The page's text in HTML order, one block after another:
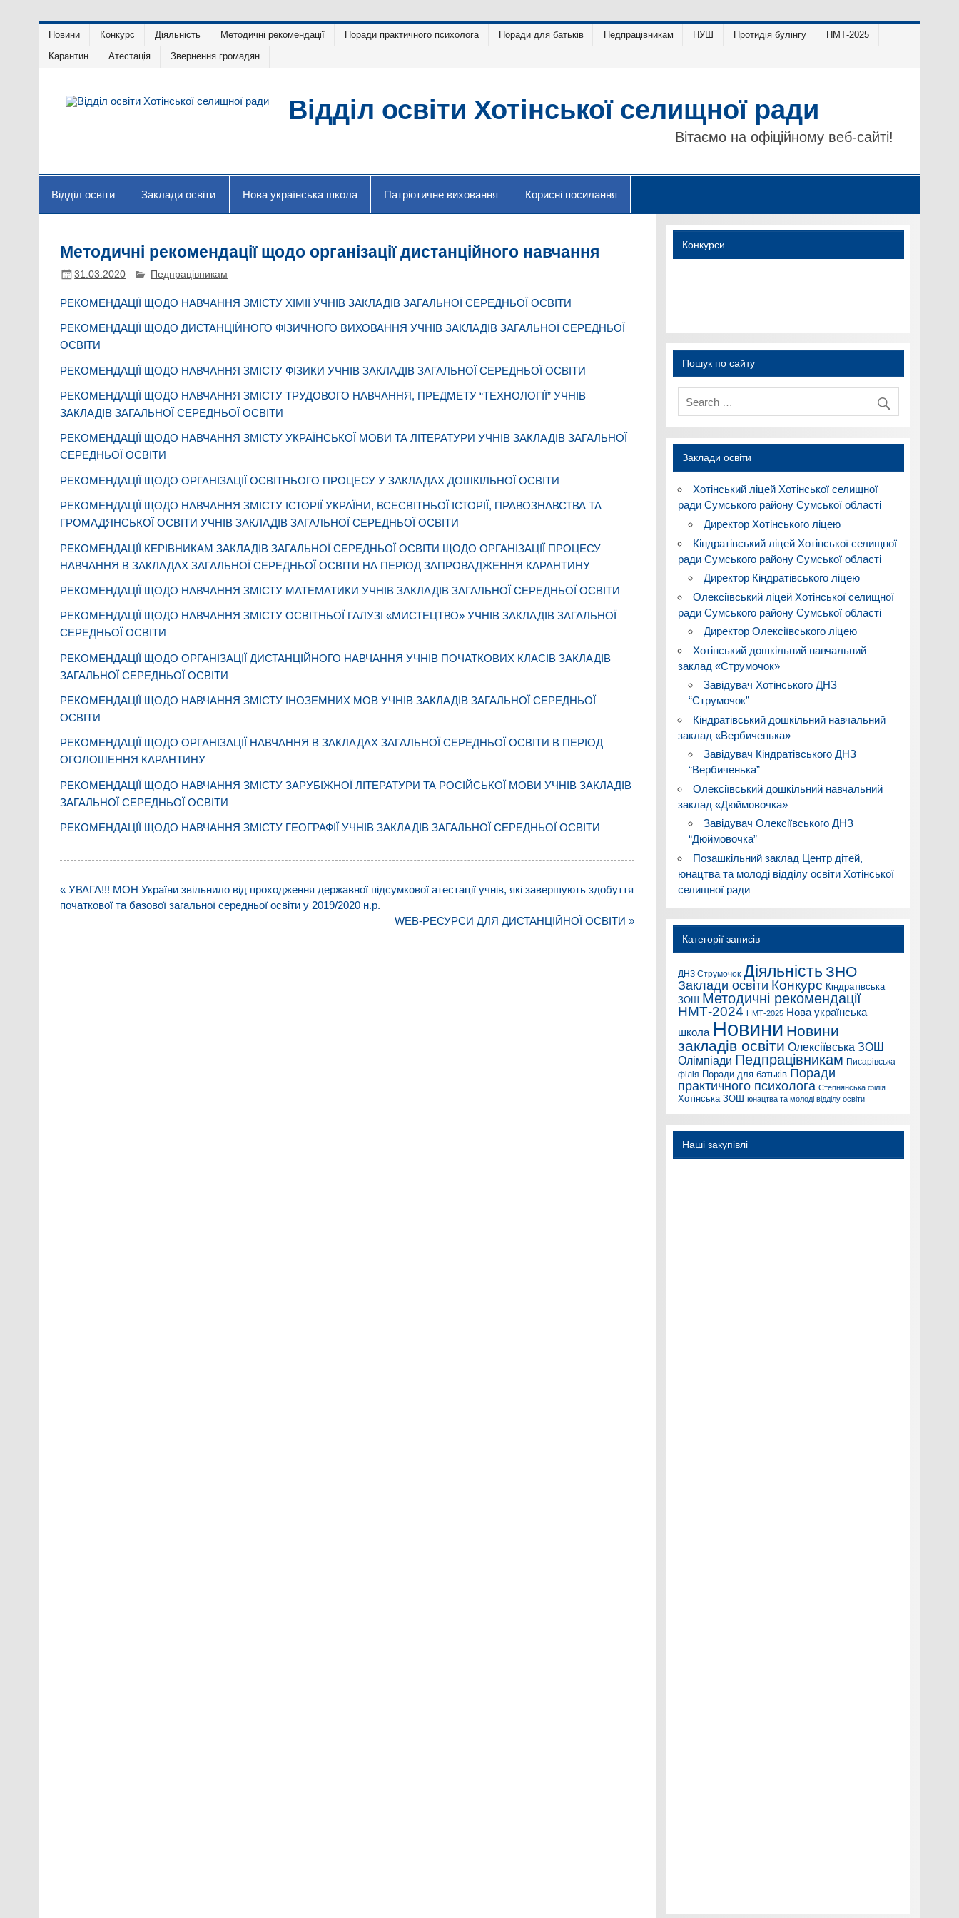
Новини Конкурс Діяльність Методичні рекомендації Поради практичного психолога Поради для батьків Педпрацівникам НУШ Протидія булінгу НМТ-2025
Карантин Атестація Звернення громадян
Відділ освіти Хотінської селищної ради
Вітаємо на офіційному веб-сайті!
Відділ освіти Заклади освіти Нова українська школа Патріотичне виховання Корисні посилання
Методичні рекомендації щодо організації дистанційного навчання
31.03.2020 Педпрацівникам
РЕКОМЕНДАЦІЇ ЩОДО НАВЧАННЯ ЗМІСТУ ХІМІЇ УЧНІВ ЗАКЛАДІВ ЗАГАЛЬНОЇ СЕРЕДНЬОЇ ОСВІТИ
РЕКОМЕНДАЦІЇ ЩОДО ДИСТАНЦІЙНОГО ФІЗИЧНОГО ВИХОВАННЯ УЧНІВ ЗАКЛАДІВ ЗАГАЛЬНОЇ СЕРЕДНЬОЇ
ОСВІТИ
РЕКОМЕНДАЦІЇ ЩОДО НАВЧАННЯ ЗМІСТУ ФІЗИКИ УЧНІВ ЗАКЛАДІВ ЗАГАЛЬНОЇ СЕРЕДНЬОЇ ОСВІТИ
РЕКОМЕНДАЦІЇ ЩОДО НАВЧАННЯ ЗМІСТУ ТРУДОВОГО НАВЧАННЯ, ПРЕДМЕТУ “ТЕХНОЛОГІЇ” УЧНІВ
ЗАКЛАДІВ ЗАГАЛЬНОЇ СЕРЕДНЬОЇ ОСВІТИ
РЕКОМЕНДАЦІЇ ЩОДО НАВЧАННЯ ЗМІСТУ УКРАЇНСЬКОЇ МОВИ ТА ЛІТЕРАТУРИ УЧНІВ ЗАКЛАДІВ ЗАГАЛЬНОЇ
СЕРЕДНЬОЇ ОСВІТИ
РЕКОМЕНДАЦІЇ ЩОДО ОРГАНІЗАЦІЇ ОСВІТНЬОГО ПРОЦЕСУ У ЗАКЛАДАХ ДОШКІЛЬНОЇ ОСВІТИ
РЕКОМЕНДАЦІЇ ЩОДО НАВЧАННЯ ЗМІСТУ ІСТОРІЇ УКРАЇНИ, ВСЕСВІТНЬОЇ ІСТОРІЇ, ПРАВОЗНАВСТВА ТА
ГРОМАДЯНСЬКОЇ ОСВІТИ УЧНІВ ЗАКЛАДІВ ЗАГАЛЬНОЇ СЕРЕДНЬОЇ ОСВІТИ
РЕКОМЕНДАЦІЇ КЕРІВНИКАМ ЗАКЛАДІВ ЗАГАЛЬНОЇ СЕРЕДНЬОЇ ОСВІТИ ЩОДО ОРГАНІЗАЦІЇ ПРОЦЕСУ
НАВЧАННЯ В ЗАКЛАДАХ ЗАГАЛЬНОЇ СЕРЕДНЬОЇ ОСВІТИ НА ПЕРІОД ЗАПРОВАДЖЕННЯ КАРАНТИНУ
РЕКОМЕНДАЦІЇ ЩОДО НАВЧАННЯ ЗМІСТУ МАТЕМАТИКИ УЧНІВ ЗАКЛАДІВ ЗАГАЛЬНОЇ СЕРЕДНЬОЇ ОСВІТИ
РЕКОМЕНДАЦІЇ ЩОДО НАВЧАННЯ ЗМІСТУ ОСВІТНЬОЇ ГАЛУЗІ «МИСТЕЦТВО» УЧНІВ ЗАКЛАДІВ ЗАГАЛЬНОЇ
СЕРЕДНЬОЇ ОСВІТИ
РЕКОМЕНДАЦІЇ ЩОДО ОРГАНІЗАЦІЇ ДИСТАНЦІЙНОГО НАВЧАННЯ УЧНІВ ПОЧАТКОВИХ КЛАСІВ ЗАКЛАДІВ
ЗАГАЛЬНОЇ СЕРЕДНЬОЇ ОСВІТИ
РЕКОМЕНДАЦІЇ ЩОДО НАВЧАННЯ ЗМІСТУ ІНОЗЕМНИХ МОВ УЧНІВ ЗАКЛАДІВ ЗАГАЛЬНОЇ СЕРЕДНЬОЇ
ОСВІТИ
РЕКОМЕНДАЦІЇ ЩОДО ОРГАНІЗАЦІЇ НАВЧАННЯ В ЗАКЛАДАХ ЗАГАЛЬНОЇ СЕРЕДНЬОЇ ОСВІТИ В ПЕРІОД
ОГОЛОШЕННЯ КАРАНТИНУ
РЕКОМЕНДАЦІЇ ЩОДО НАВЧАННЯ ЗМІСТУ ЗАРУБІЖНОЇ ЛІТЕРАТУРИ ТА РОСІЙСЬКОЇ МОВИ УЧНІВ ЗАКЛАДІВ
ЗАГАЛЬНОЇ СЕРЕДНЬОЇ ОСВІТИ
РЕКОМЕНДАЦІЇ ЩОДО НАВЧАННЯ ЗМІСТУ ГЕОГРАФІЇ УЧНІВ ЗАКЛАДІВ ЗАГАЛЬНОЇ СЕРЕДНЬОЇ ОСВІТИ
Навігація
записів
« УВАГА!!! МОН України звільнило від проходження державної підсумкової атестації учнів, які завершують здобуття
початкової та базової загальної середньої освіти у 2019/2020 н.р.
WEB-РЕСУРСИ ДЛЯ ДИСТАНЦІЙНОЇ ОСВІТИ »
Конкурси
Пошук по сайту
Заклади освіти
Хотінський ліцей Хотінської селищної
ради Сумського району Сумської області
Директор Хотінського ліцею
Кіндратівський ліцей Хотінської селищної
ради Сумського району Сумської області
Директор Кіндратівського ліцею
Олексіївський ліцей Хотінської селищної
ради Сумського району Сумської області
Директор Олексіївського ліцею
Хотінський дошкільний навчальний
заклад «Струмочок»
Завідувач Хотінського ДНЗ
“Струмочок”
Кіндратівський дошкільний навчальний
заклад «Вербиченька»
Завідувач Кіндратівського ДНЗ
“Вербиченька”
Олексіївський дошкільний навчальний
заклад «Дюймовочка»
Завідувач Олексіївського ДНЗ
“Дюймовочка”
Позашкільний заклад Центр дітей,
юнацтва та молоді відділу освіти Хотінської
селищної ради
Категорії записів
ДНЗ Струмочок Діяльність ЗНО
Заклади освіти Конкурс Кіндратівська
ЗОШ Методичні рекомендації
НМТ-2024 НМТ-2025 Нова українська
школа Новини Новини
закладів освіти Олексіївська ЗОШ
Олімпіади Педпрацівникам Писарівська
філія Поради для батьків Поради
практичного психолога Степнянська філія
Хотінська ЗОШ юнацтва та молоді відділу освіти
Наші закупівлі